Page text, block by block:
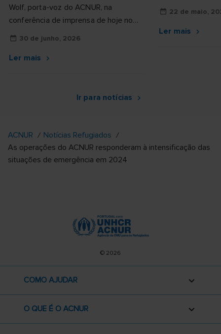
Wolf, porta-voz do ACNUR, na
conferência de imprensa de hoje no
Palácio das Nações, em Genebra. 30
30 de junho, 2026
Ler mais
22 de maio,
Ler mais
Ir para notícias
ACNUR
Notícias Refugiados
As operações do ACNUR responderam à intensificação das
situações de emergência em 2024
© 2026
COMO AJUDAR
O QUE É O ACNUR